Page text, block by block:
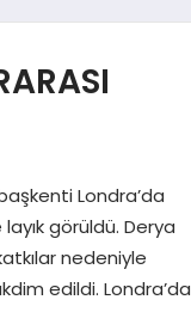
Londra’da
görüldü. Derya
nedeniyle
edildi. Londra’da